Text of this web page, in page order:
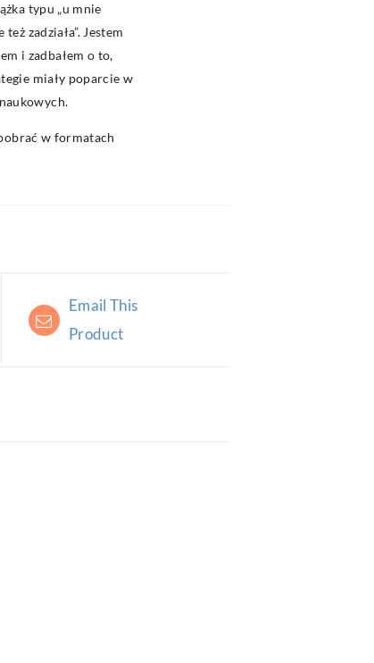
typu „u mnie
zadziała”. Jestem
i zadbałem o to,
miały poparcie w
w formatach
Email This
Product